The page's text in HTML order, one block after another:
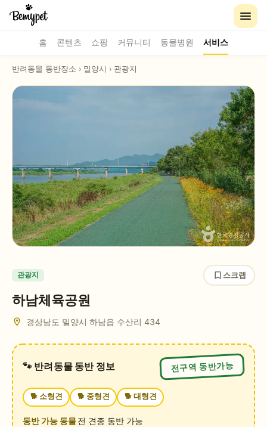
홈 콘텐츠 쇼핑 커뮤니티 동물병원 서비스
반려동물 동반장소 › 밀양시 › 관광지
관광지 스크랩
하남체육공원
경상남도 밀양시 하남읍 수산리 434
🐾 반려동물 동반 정보 전구역 동반가능
🐕 소형견 🐕 중형견 🐕 대형견
동반 가능 동물전 견종 동반 가능